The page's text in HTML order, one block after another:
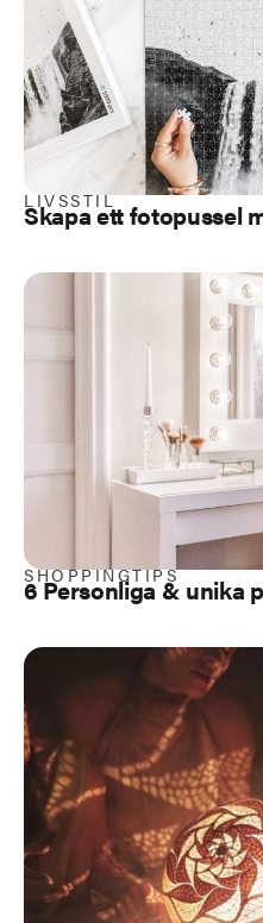
LIVSSTIL
Skapa ett fotopussel
SHOPPINGTIPS
6 Personliga & unika